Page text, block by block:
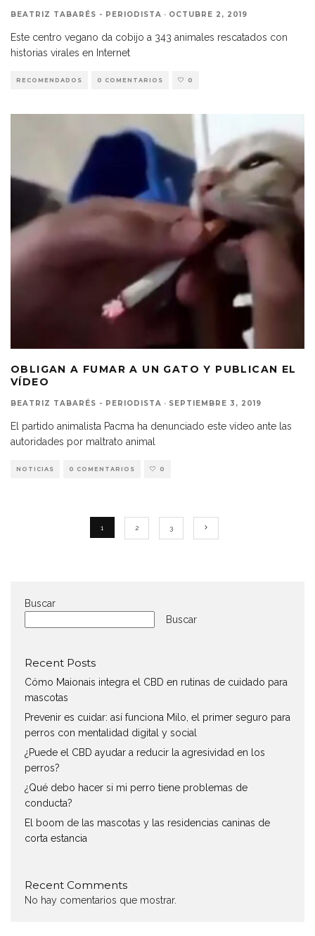
BEATRIZ TABARÉS - PERIODISTA · OCTUBRE 2, 2019
Este centro vegano da cobijo a 343 animales rescatados con
historias virales en Internet
RECOMENDADOS 0 COMENTARIOS 0
OBLIGAN A FUMAR A UN GATO Y PUBLICAN EL
VÍDEO
BEATRIZ TABARÉS - PERIODISTA · SEPTIEMBRE 3, 2019
El partido animalista Pacma ha denunciado este vídeo ante las
autoridades por maltrato animal
NOTICIAS 0 COMENTARIOS 0
1 2 3
Buscar
Buscar
Recent Posts
Cómo Maionais integra el CBD en rutinas de cuidado para
mascotas
Prevenir es cuidar: así funciona Milo, el primer seguro para
perros con mentalidad digital y social
¿Puede el CBD ayudar a reducir la agresividad en los
perros?
¿Qué debo hacer si mi perro tiene problemas de
conducta?
El boom de las mascotas y las residencias caninas de
corta estancia
Recent Comments
No hay comentarios que mostrar.